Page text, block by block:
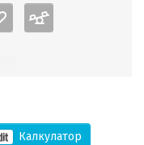
Калкулатор